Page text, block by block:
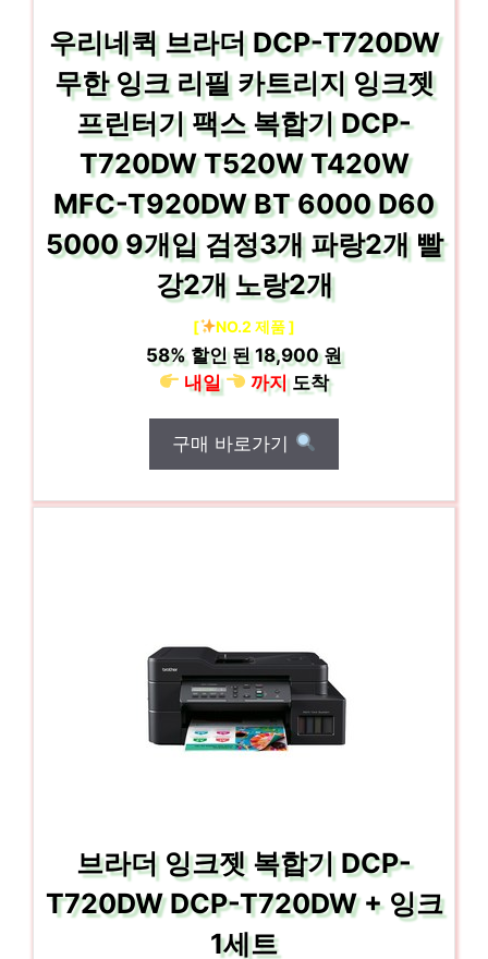
우리네퀵 브라더 DCP-T720DW
무한 잉크 리필 카트리지 잉크젯
프린터기 팩스 복합기 DCP-
T720DW T520W T420W
MFC-T920DW BT 6000 D60
5000 9개입 검정3개 파랑2개 빨
강2개 노랑2개
[ NO.2 제품 ]
58% 할인 된18,900 원
내일
까지도착
구매 바로가기
브라더 잉크젯 복합기 DCP-
T720DW DCP-T720DW + 잉크
1세트